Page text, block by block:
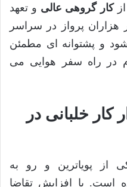
کار گروهی عالی و تعهد
پرواز در سراسر
و پشتوانه ای مطمئن
راه سفر هوایی می
کار خلبانی در
از پویاترین و رو به
است. با افزایش تقاضا